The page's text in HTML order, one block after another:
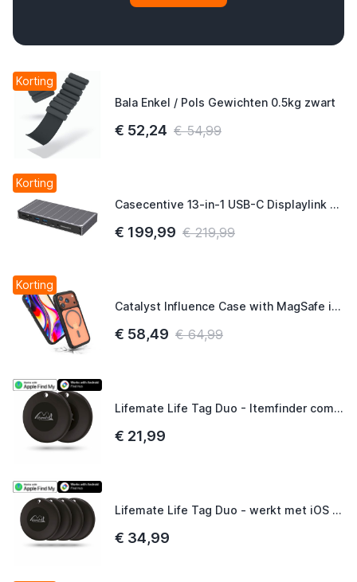
Korting
Bala Enkel / Pols Gewichten 0.5kg zwart
€ 52,24 € 54,99
Korting
Casecentive 13-in-1 USB-C Displaylink Dockingstation
€ 199,99 € 219,99
Korting
Catalyst Influence Case with MagSafe iPhone 17 Pro Black
€ 58,49 € 64,99
Lifemate Life Tag Duo - Itemfinder compatibel met iOS of Android 2-Pack
€ 21,99
Lifemate Life Tag Duo - werkt met iOS Find My of Android Find My device - Itemfinder Airtag alternatief - 4-Pack
€ 34,99